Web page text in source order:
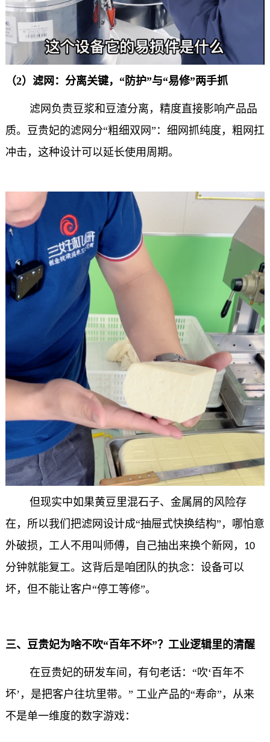
（2）滤网：分离关键，“防护”与“易修”两手抓
滤网负责豆浆和豆渣分离，精度直接影响产品品
质。豆贵妃的滤网分“粗细双网”：细网抓纯度，粗网扛
冲击，这种设计可以延长使用周期。
但现实中如果黄豆里混石子、金属屑的风险存
在，所以我们把滤网设计成“抽屉式快换结构”，哪怕意
外破损，工人不用叫师傅，自己抽出来换个新网， 10
分钟就能复工。这背后是咱团队的执念：设备可以
坏，但不能让客户“停工等修”。
三、豆贵妃为啥不吹“百年不坏”？工业逻辑里的清醒
在豆贵妃的研发车间，有句老话：“吹‘百年不
坏’，是把客户往坑里带。” 工业产品的“寿命”，从来
不是单一维度的数字游戏：